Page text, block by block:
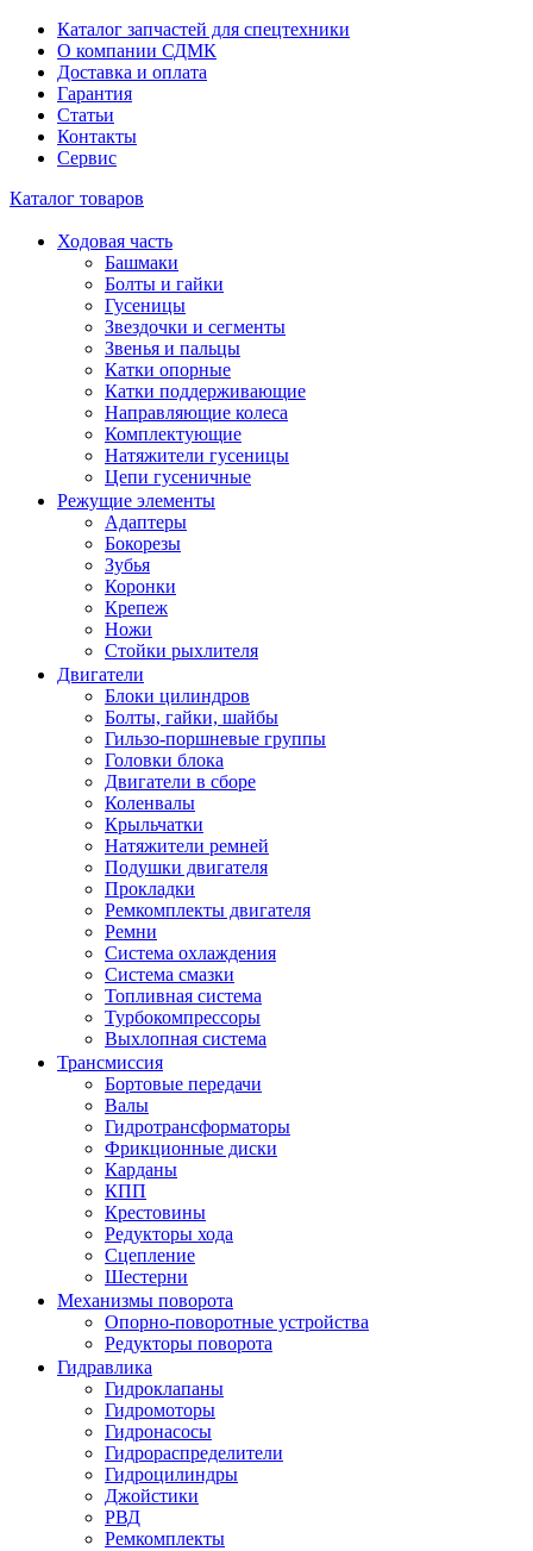
Каталог запчастей для спецтехники
О компании СДМК
Доставка и оплата
Гарантия
Статьи
Контакты
Сервис
Каталог товаров
Ходовая часть
Башмаки
Болты и гайки
Гусеницы
Звездочки и сегменты
Звенья и пальцы
Катки опорные
Катки поддерживающие
Направляющие колеса
Комплектующие
Натяжители гусеницы
Цепи гусеничные
Режущие элементы
Адаптеры
Бокорезы
Зубья
Коронки
Крепеж
Ножи
Стойки рыхлителя
Двигатели
Блоки цилиндров
Болты, гайки, шайбы
Гильзо-поршневые группы
Головки блока
Двигатели в сборе
Коленвалы
Крыльчатки
Натяжители ремней
Подушки двигателя
Прокладки
Ремкомплекты двигателя
Ремни
Система охлаждения
Система смазки
Топливная система
Турбокомпрессоры
Выхлопная система
Трансмиссия
Бортовые передачи
Валы
Гидротрансформаторы
Фрикционные диски
Карданы
КПП
Крестовины
Редукторы хода
Сцепление
Шестерни
Механизмы поворота
Опорно-поворотные устройства
Редукторы поворота
Гидравлика
Гидроклапаны
Гидромоторы
Гидронасосы
Гидрораспределители
Гидроцилиндры
Джойстики
РВД
Ремкомплекты